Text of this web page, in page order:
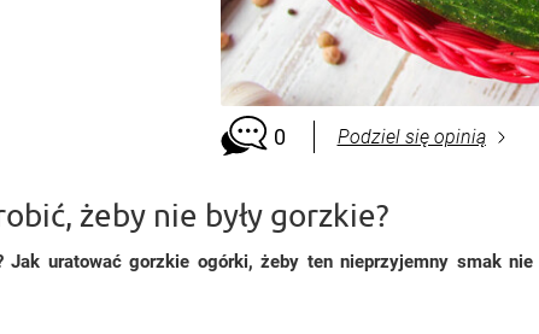
0 Podziel się opinią
żeby nie były gorzkie?
uratować gorzkie ogórki, żeby ten nieprzyjemny smak nie